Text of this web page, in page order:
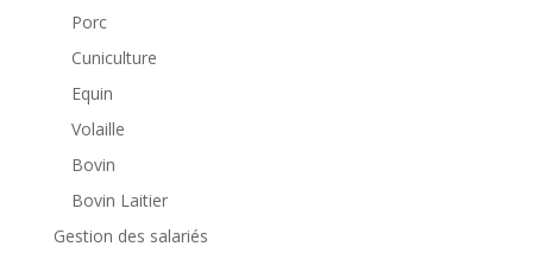
Porc
Cuniculture
Equin
Volaille
Bovin
Bovin Laitier
Gestion des salariés